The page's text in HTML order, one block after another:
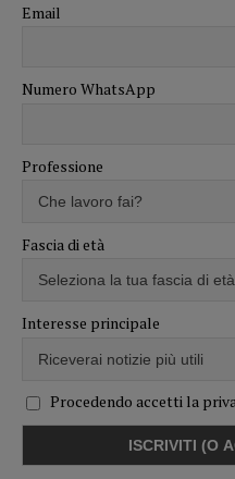
Email
Numero WhatsApp
Professione
Fascia di età
Interesse principale
Procedendo accetti la